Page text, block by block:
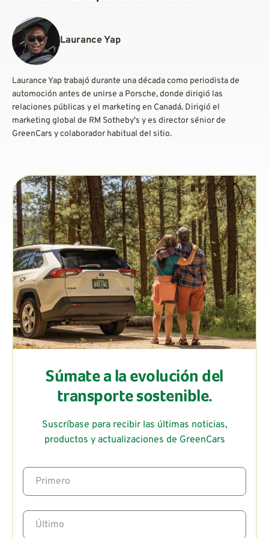
Laurance Yap
Laurance Yap trabajó durante una década como periodista de
automoción antes de unirse a Porsche, donde dirigió las
relaciones públicas y el marketing en Canadá. Dirigió el
marketing global de RM Sotheby's y es director sénior de
GreenCars y colaborador habitual del sitio.
Súmate a la evolución del
transporte sostenible.
Suscríbase para recibir las últimas noticias,
productos y actualizaciones de GreenCars